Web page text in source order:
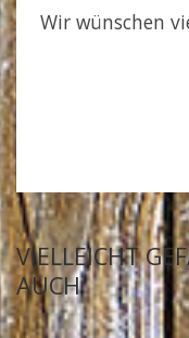
Wir wünschen
VIELLEICHT
AUCH